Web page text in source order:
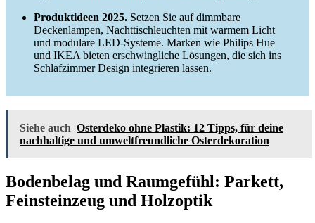
Produktideen 2025. Setzen Sie auf dimmbare
Deckenlampen, Nachttischleuchten mit warmem Licht
und modulare LED-Systeme. Marken wie Philips Hue
und IKEA bieten erschwingliche Lösungen, die sich ins
Schlafzimmer Design integrieren lassen.
Siehe auch Osterdeko ohne Plastik: 12 Tipps, für deine
nachhaltige und umweltfreundliche Osterdekoration
Bodenbelag und Raumgefühl: Parkett,
Feinsteinzeug und Holzoptik